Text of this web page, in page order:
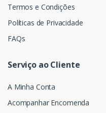
Termos e Condições
Políticas de Privacidade
FAQs
Serviço ao Cliente
A Minha Conta
Acompanhar Encomenda